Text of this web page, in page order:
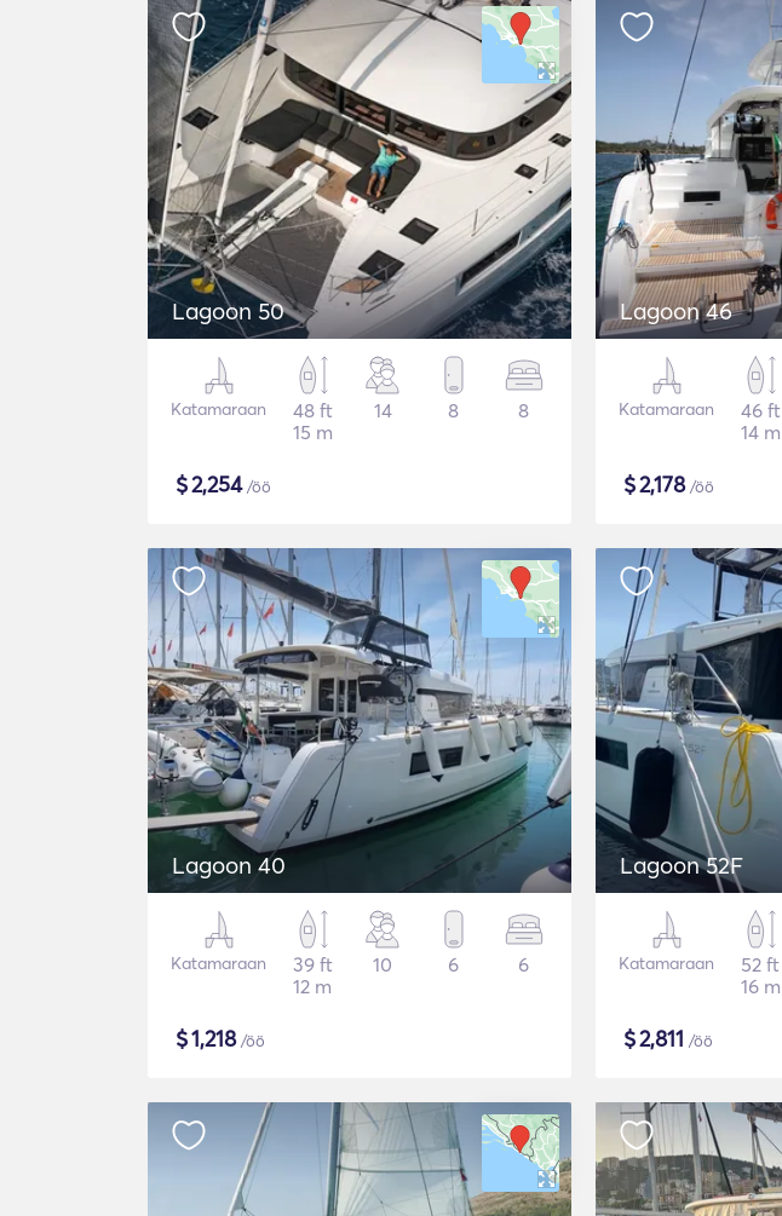
Lagoon 50
Katamaraan
48 ft
15 m
14 8 8
$2,254/öö
Lagoon 46
Katamaraan
46 ft
14 m
$2,178/öö
Lagoon 40
Katamaraan
39 ft
12 m
10 6 6
$1,218/öö
Lagoon 52F
Katamaraan
52 ft
16 m
$2,811 /öö